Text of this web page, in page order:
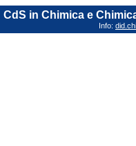
CdS in Chimica e
Info: